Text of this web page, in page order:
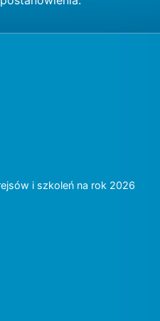
i szkoleń na rok 2026